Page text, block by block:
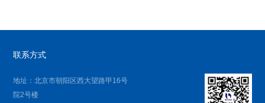
联系方式
地址：北京市朝阳区西大望路甲16号
院2号楼